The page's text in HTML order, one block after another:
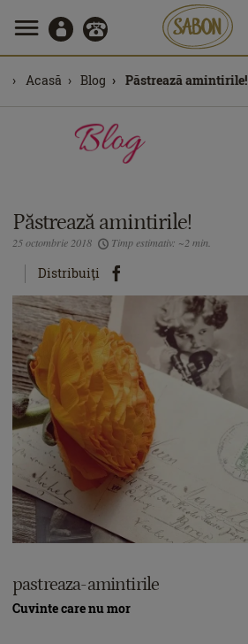
Acasă Blog Păstrează amintirile!
Păstrează amintirile!
25 octombrie 2018 Timp estimativ: ~2 min.
Distribuiţi
pastreaza-amintirile
Cuvinte care nu mor